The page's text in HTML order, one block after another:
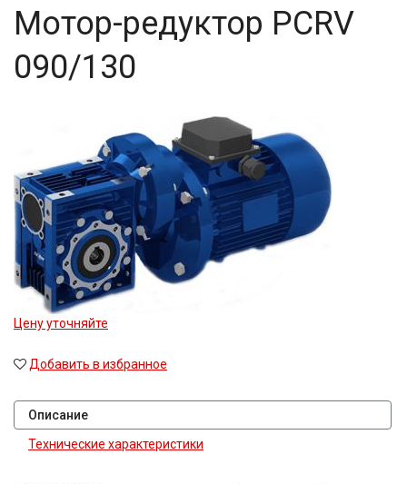
Мотор-редуктор PCRV
090/130
Цену уточняйте
Добавить в избранное
Описание
Технические характеристики